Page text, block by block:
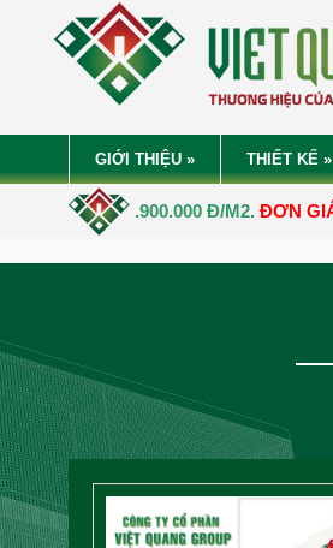
GIỚI THIỆU » THIẾT KẾ »
Đ/M2.ĐƠN GIÁ XÂY DỰNG NHÀ